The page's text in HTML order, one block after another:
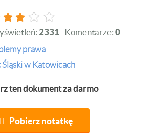
2331 Komentarze: 0
prawa
w Katowicach
ten dokument za darmo
Pobierz notatkę